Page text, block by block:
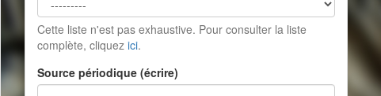
Cette liste n'est pas exhaustive. Pour consulter la liste
complète, cliquez ici.
Source périodique (écrire)